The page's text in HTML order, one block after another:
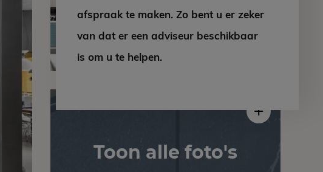
afspraak te maken. Zo bent u er zeker
van dat er een adviseur beschikbaar
is om u te helpen.